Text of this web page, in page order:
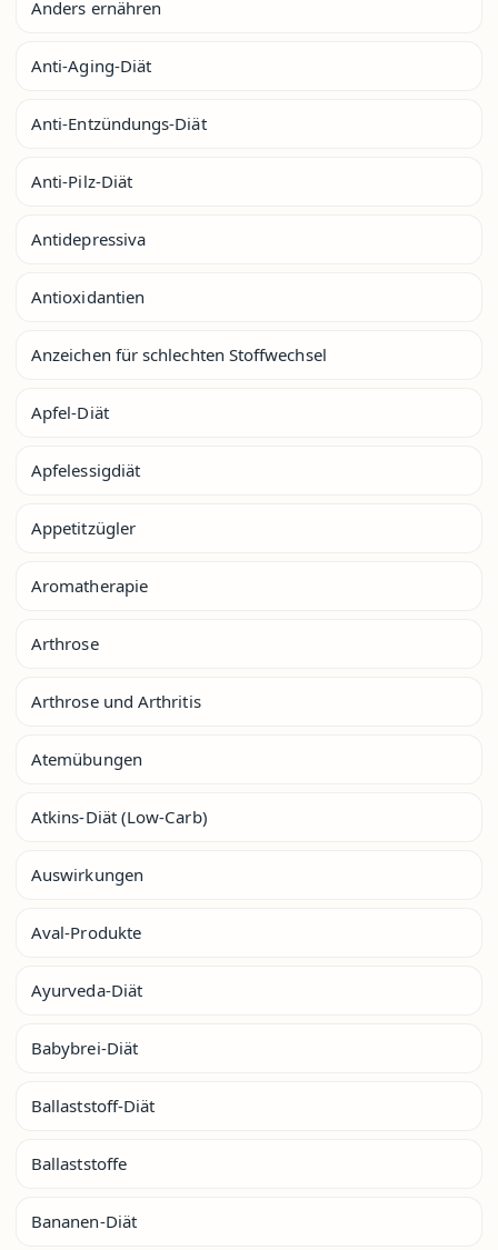
Anders ernähren
Anti-Aging-Diät
Anti-Entzündungs-Diät
Anti-Pilz-Diät
Antidepressiva
Antioxidantien
Anzeichen für schlechten Stoffwechsel
Apfel-Diät
Apfelessigdiät
Appetitzügler
Aromatherapie
Arthrose
Arthrose und Arthritis
Atemübungen
Atkins-Diät (Low-Carb)
Auswirkungen
Aval-Produkte
Ayurveda-Diät
Babybrei-Diät
Ballaststoff-Diät
Ballaststoffe
Bananen-Diät